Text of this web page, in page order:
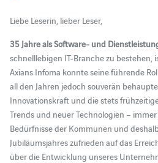
Liebe Leserin, lieber Leser,
35 Jahre als Software- und
schnelllebigen IT-Branche zu bestehen,
Axians Infoma konnte seine führende
all den Jahren jedoch souverän
Innovationskraft und die stets
Trends und neuer Technologien –
Bedürfnisse der Kommunen und
Jubiläumsjahres zufrieden auf das
über die Entwicklung unseres